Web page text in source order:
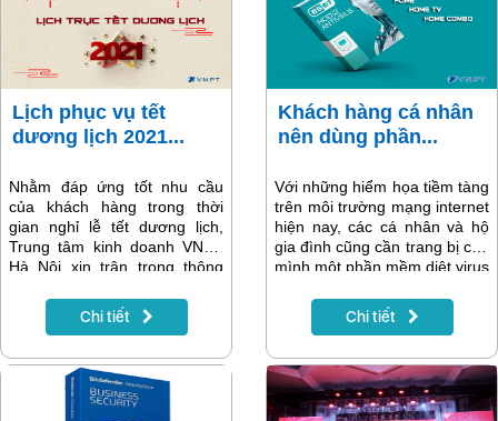
Lịch phục vụ tết
dương lịch 2021...
Nhằm đáp ứng tốt nhu cầu
của khách hàng trong thời
gian nghỉ lễ tết dương lịch,
Trung tâm kinh doanh VNPT
Hà Nội xin trân trọng thông
làm việc của các cửa hàng
giao dịch và tổng đài chăm
Hà Nội.
Chi tiết
Khách hàng cá nhân
nên dùng phần...
Với những hiểm họa tiềm tàng
trên môi trường mạng internet
hiện nay, các cá nhân và hộ
gia đình cũng cần trang bị cho
mình một phần mềm diệt virus
phục vụ nhu cầu cá nhân.
Phần mềm diệt virus ESET là
khách hàng nên dùng.
Chi tiết